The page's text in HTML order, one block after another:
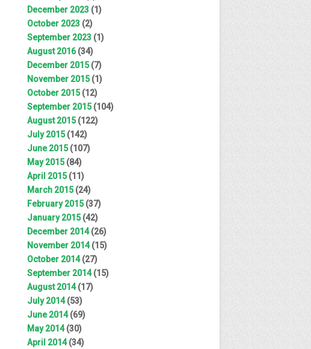
December 2023 (1)
October 2023 (2)
September 2023 (1)
August 2016(34)
December 2015(7)
November 2015(1)
October 2015(12)
September 2015(104)
August 2015(122)
July 2015(142)
June 2015(107)
May 2015(84)
April 2015(11)
March 2015(24)
February 2015(37)
January 2015(42)
December 2014(26)
November 2014(15)
October 2014(27)
September 2014(15)
August 2014(17)
July 2014(53)
June 2014(69)
May 2014(30)
April 2014(34)